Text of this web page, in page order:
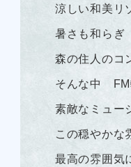
涼しい和美リ
暑さも和らぎ
森の住人のコ
そんな中 FM
素敵なミュ
この穏やかな
最高の雰囲気